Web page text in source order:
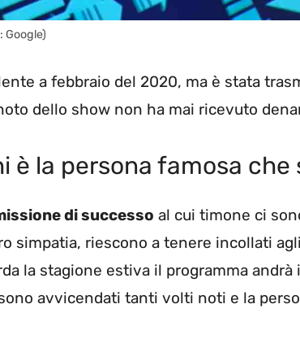
a febbraio del 2020, ma è stata
dello show non ha mai ricevuto
è la persona famosa
di successo al cui timone ci
simpatia, riescono a tenere incollati
la stagione estiva il programma
avvicendati tanti volti noti e la